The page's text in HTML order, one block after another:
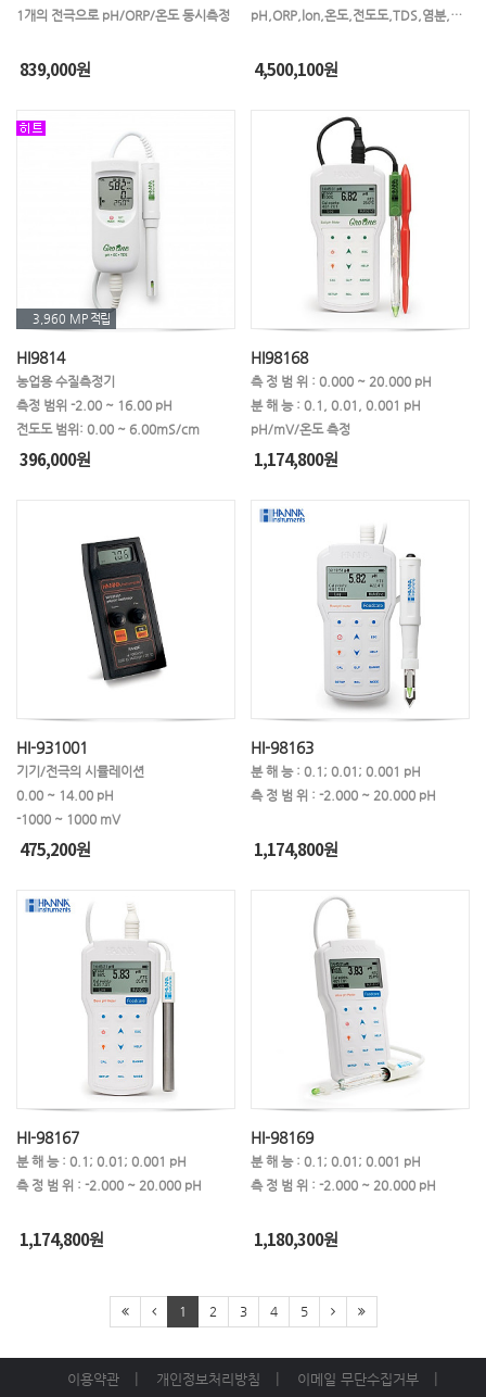
1개의 전극으로 pH/ORP/온도 동시측정
839,000원
pH,ORP,lon,온도,전도도,TDS,염분,저항율,용존산소 측정
4,500,100원
3,960 MP 적립
HI9814
농업용 수질측정기
측정 범위 -2.00 ~ 16.00 pH
전도도 범위: 0.00 ~ 6.00mS/cm
396,000원
HI98168
측 정 범 위 : 0.000 ~ 20.000 pH
분 해 능 : 0.1, 0.01, 0.001 pH
pH/mV/온도 측정
1,174,800원
HI-931001
기기/전극의 시뮬레이션
0.00 ~ 14.00 pH
-1000 ~ 1000 mV
475,200원
HI-98163
분 해 능 : 0.1; 0.01; 0.001 pH
측 정 범 위 : -2.000 ~ 20.000 pH
1,174,800원
HI-98167
분 해 능 : 0.1; 0.01; 0.001 pH
측 정 범 위 : -2.000 ~ 20.000 pH
1,174,800원
HI-98169
분 해 능 : 0.1; 0.01; 0.001 pH
측 정 범 위 : -2.000 ~ 20.000 pH
1,180,300원
1 2 3 4 5
이용약관 개인정보처리방침
이메일 무단수집거부